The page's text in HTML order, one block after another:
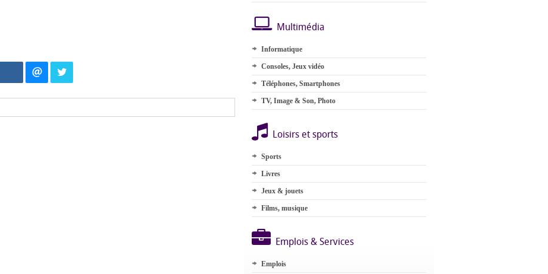
Multimédia
Informatique
Consoles, Jeux vidéo
Téléphones, Smartphones
TV, Image & Son, Photo
Loisirs et sports
Sports
Livres
Jeux & jouets
Films, musique
Emplois & Services
Emplois